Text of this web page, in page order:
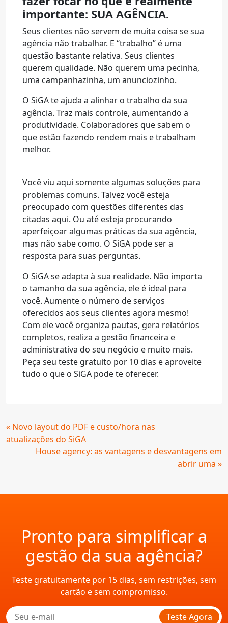
importante: SUA AGÊNCIA.
Seus clientes não servem de muita coisa se sua
agência não trabalhar. E “trabalho” é uma
questão bastante relativa. Seus clientes
querem qualidade. Não querem uma pecinha,
uma campanhazinha, um anunciozinho.
O SiGA te ajuda a alinhar o trabalho da sua
agência. Traz mais controle, aumentando a
produtividade. Colaboradores que sabem o
que estão fazendo rendem mais e trabalham
melhor.
Você viu aqui somente algumas soluções para
problemas comuns. Talvez você esteja
preocupado com questões diferentes das
citadas aqui. Ou até esteja procurando
aperfeiçoar algumas práticas da sua agência,
mas não sabe como. O SiGA pode ser a
resposta para suas perguntas.
O SiGA se adapta à sua realidade. Não importa
o tamanho da sua agência, ele é ideal para
você. Aumente o número de serviços
oferecidos aos seus clientes agora mesmo!
Com ele você organiza pautas, gera relatórios
completos, realiza a gestão financeira e
administrativa do seu negócio e muito mais.
Peça seu teste gratuito por 10 dias e aproveite
tudo o que o SiGA pode te oferecer.
Continue
Lendo
« Novo layout do PDF e custo/hora nas
atualizações do SiGA
House agency: as vantagens e desvantagens em
abrir uma »
Pronto para simplificar a
gestão da sua agência?
Teste gratuitamente por 15 dias, sem restrições, sem
cartão e sem compromisso.
Teste Agora